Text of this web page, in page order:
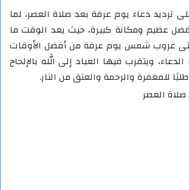
ترديد دعاء يوم عرفة بعد صلاة العصر، لما
عظيم ومكانة كبيرة، حيث يعد الوقت ما
غروب شمس يوم عرفة من أفضل الأوقات
ويتقرب فيها العباد إلى الله بالإلحاح
للمغفرة والرحمة والعتق من النار.
العصر